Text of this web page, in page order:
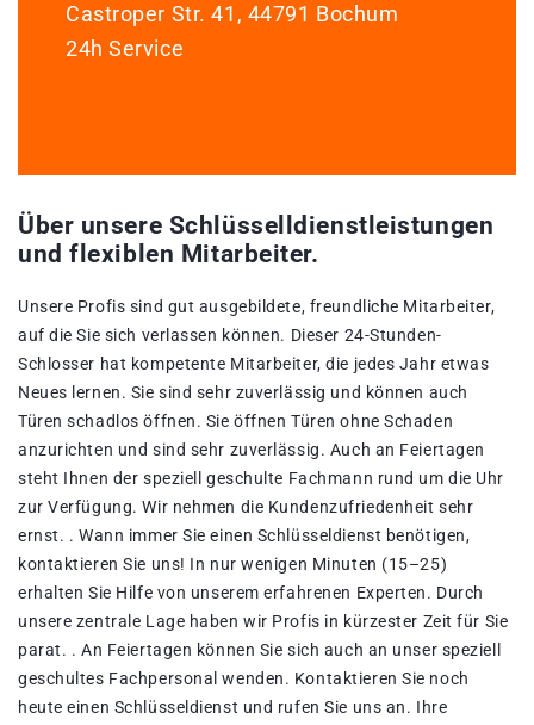
Castroper Str. 41, 44791 Bochum
24h Service
Über unsere Schlüsselldienstleistungen
und flexiblen Mitarbeiter.
Unsere Profis sind gut ausgebildete, freundliche Mitarbeiter,
auf die Sie sich verlassen können. Dieser 24-Stunden-
Schlosser hat kompetente Mitarbeiter, die jedes Jahr etwas
Neues lernen. Sie sind sehr zuverlässig und können auch
Türen schadlos öffnen. Sie öffnen Türen ohne Schaden
anzurichten und sind sehr zuverlässig. Auch an Feiertagen
steht Ihnen der speziell geschulte Fachmann rund um die Uhr
zur Verfügung. Wir nehmen die Kundenzufriedenheit sehr
ernst. . Wann immer Sie einen Schlüsseldienst benötigen,
kontaktieren Sie uns! In nur wenigen Minuten (15–25)
erhalten Sie Hilfe von unserem erfahrenen Experten. Durch
unsere zentrale Lage haben wir Profis in kürzester Zeit für Sie
parat. . An Feiertagen können Sie sich auch an unser speziell
geschultes Fachpersonal wenden. Kontaktieren Sie noch
heute einen Schlüsseldienst und rufen Sie uns an. Ihre